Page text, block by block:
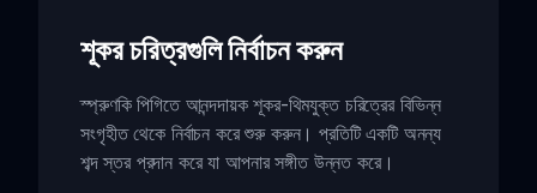
শূকর চরিত্রগুলি নির্বাচন করুন
স্প্রুণকি পিগিতে আনন্দদায়ক শূকর-থিমযুক্ত চরিত্রের বিভিন্ন
সংগৃহীত থেকে নির্বাচন করে শুরু করুন। প্রতিটি একটি অনন্য
শব্দ স্তর প্রদান করে যা আপনার সঙ্গীত উন্নত করে।